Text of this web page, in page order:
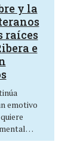
y la
raíces
e
emotivo